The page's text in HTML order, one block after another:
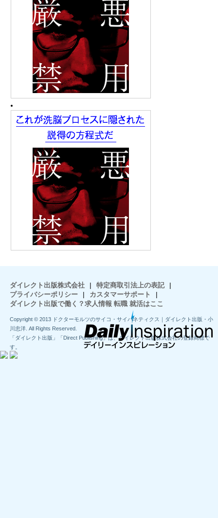
ダイレクト出版株式会社 | 特定商取引法上の表記
|
プライバシーポリシー
| カスタマーサポート
|
ダイレクト出版で働く？求人情報 転職 就活はここ
Copyright © 2013 ドクターモルツのサイコ・サイバネティクス｜ダイレクト出版・小
川忠洋. All Rights Reserved.
「ダイレクト出版」「Direct Publishing」は、ダイレクト出版株式会社の登録商標で
す。